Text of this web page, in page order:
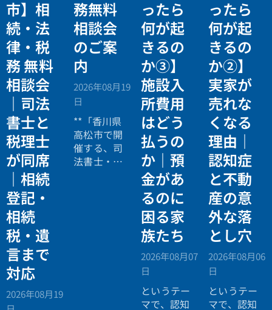
市】相
続・法
律・税
務 無料
相談会
｜司法
書士と
税理士
が同席
｜相続
登記・
相続
税・遺
言まで
対応
2026年08月19
務無料
相談会
のご案
内
2026年08月19
日
**「香川県
高松市で開
催する、司
法書士・税
ったら
何が起
きるの
か③】
施設入
所費用
はどう
払うの
か｜預
金があ
るのに
困る家
族たち
2026年08月07
日
というテー
マで、認知
ったら
何が起
きるの
か②】
実家が
売れな
くなる
理由｜
認知症
と不動
産の意
外な落
とし穴
2026年08月06
日
というテー
マで、認知